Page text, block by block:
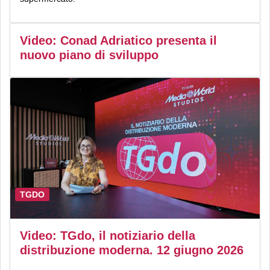
Video: Conad Adriatico presenta il
nuovo piano di sviluppo
TGDO
Video: TGdo, il notiziario della
distribuzione moderna. 12 giugno 2026